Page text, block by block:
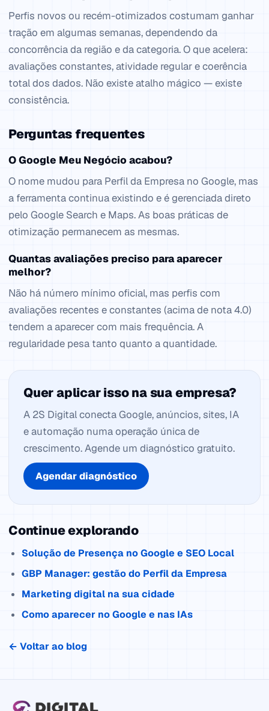
Perfis novos ou recém-otimizados costumam ganhar
tração em algumas semanas, dependendo da
concorrência da região e da categoria. O que acelera:
avaliações constantes, atividade regular e coerência
total dos dados. Não existe atalho mágico — existe
consistência.
Perguntas frequentes
O Google Meu Negócio acabou?
O nome mudou para Perfil da Empresa no Google, mas
a ferramenta continua existindo e é gerenciada direto
pelo Google Search e Maps. As boas práticas de
otimização permanecem as mesmas.
Quantas avaliações preciso para aparecer
melhor?
Não há número mínimo oficial, mas perfis com
avaliações recentes e constantes (acima de nota 4.0)
tendem a aparecer com mais frequência. A
regularidade pesa tanto quanto a quantidade.
Quer aplicar isso na sua empresa?
A 2S Digital conecta Google, anúncios, sites, IA
e automação numa operação única de
crescimento. Agende um diagnóstico gratuito.
Agendar diagnóstico
Continue explorando
Solução de Presença no Google e SEO Local
GBP Manager: gestão do Perfil da Empresa
Marketing digital na sua cidade
Como aparecer no Google e nas IAs
← Voltar ao blog